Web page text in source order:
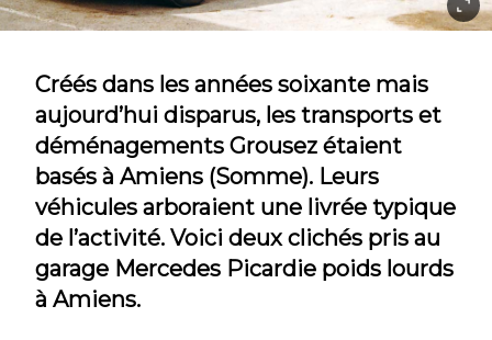
Créés dans les années soixante mais
aujourd’hui disparus, les transports et
déménagements Grousez étaient
basés à Amiens (Somme). Leurs
véhicules arboraient une livrée typique
de l’activité. Voici deux clichés pris au
garage Mercedes Picardie poids lourds
à Amiens.